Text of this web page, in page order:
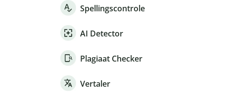
Spellingscontrole
AI Detector
Plagiaat Checker
Vertaler